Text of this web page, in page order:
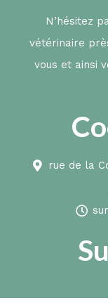
N’hésitez
vétérinaire
vous et ainsi
rue de la